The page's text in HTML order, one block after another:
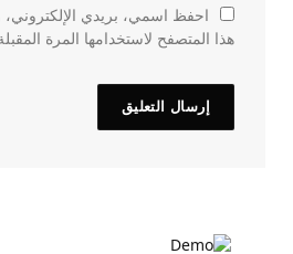
احفظ اسمي، بريدي الإلكتروني،
هذا المتصفح لاستخدامها المرة